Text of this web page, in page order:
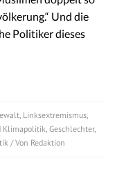
Und die
Politiker dieses
, Linksextremismus,
Klimapolitik, Geschlechter,
/ Von Redaktion